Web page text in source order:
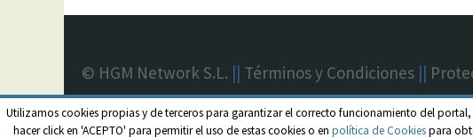
Utilizamos cookies propias y de terceros para garantizar el correcto funcionamiento del
hacer click en 'ACEPTO' para permitir el uso de estas cookies o en política de Cookiespara
© HGM Network S.L. || Términos y Condiciones ||